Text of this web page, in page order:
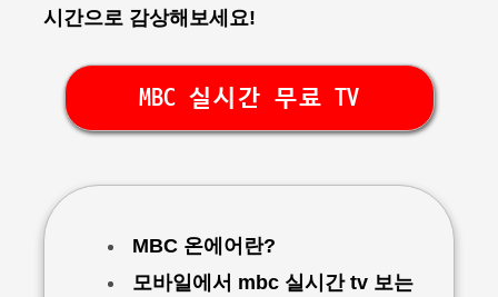
시간으로 감상해보세요!
MBC 실시간 무료 TV
MBC 온에어란?
모바일에서 mbc 실시간 tv 보는